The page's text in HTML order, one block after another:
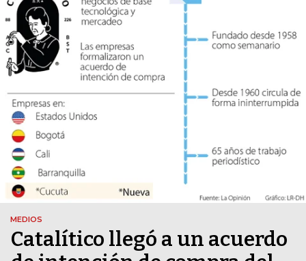
MEDIOS
Catalítico llegó a un acuerdo